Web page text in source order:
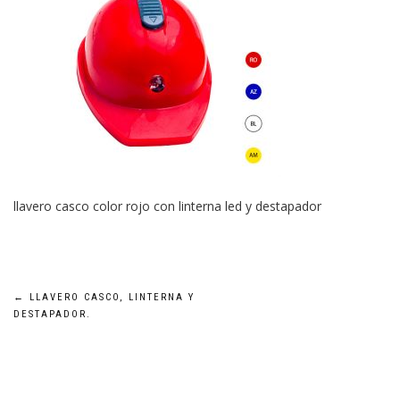
llavero casco color rojo con linterna led y destapador
Navegación
←
LLAVERO CASCO, LINTERNA Y
DESTAPADOR.